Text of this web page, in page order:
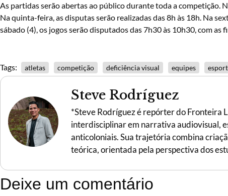
As partidas serão abertas ao público durante toda a competição.
Na quinta-feira, as disputas serão realizadas das 8h às 18h. Na
sábado (4), os jogos serão disputados das 7h30 às 10h30, com as
Tags: atletas competição deficiência visual equipes
Steve Rodríguez
*Steve Rodríguez é repórter do Fronteira
interdisciplinar em narrativa audiovisual,
anticoloniais. Sua trajetória combina
teórica, orientada pela perspectiva dos
Deixe um comentário